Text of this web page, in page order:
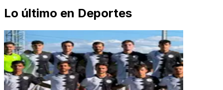
Lo último en Deportes